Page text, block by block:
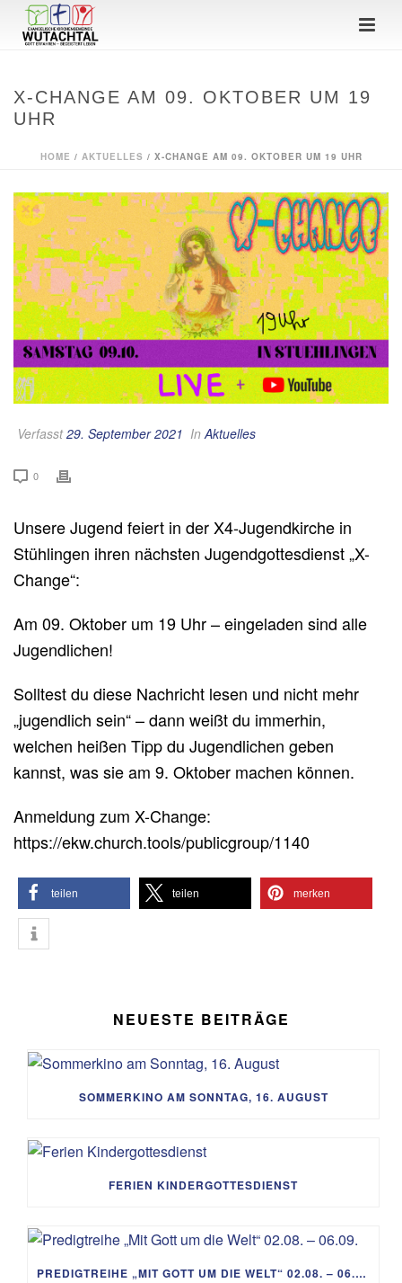
X-CHANGE AM 09. OKTOBER UM 19
UHR
HOME / AKTUELLES / X-CHANGE AM 09. OKTOBER UM 19 UHR
Verfasst29. September 2021 InAktuelles
0
Unsere Jugend feiert in der X4-Jugendkirche in
Stühlingen ihren nächsten Jugendgottesdienst „X-
Change“:
Am 09. Oktober um 19 Uhr – eingeladen sind alle
Jugendlichen!
Solltest du diese Nachricht lesen und nicht mehr
„jugendlich sein“ – dann weißt du immerhin,
welchen heißen Tipp du Jugendlichen geben
kannst, was sie am 9. Oktober machen können.
Anmeldung zum X-Change:
https://ekw.church.tools/publicgroup/1140
teilen teilen merken
NEUESTE BEITRÄGE
SOMMERKINO AM SONNTAG, 16. AUGUST
FERIEN KINDERGOTTESDIENST
PREDIGTREIHE „MIT GOTT UM DIE WELT“ 02.08. – 06.09.